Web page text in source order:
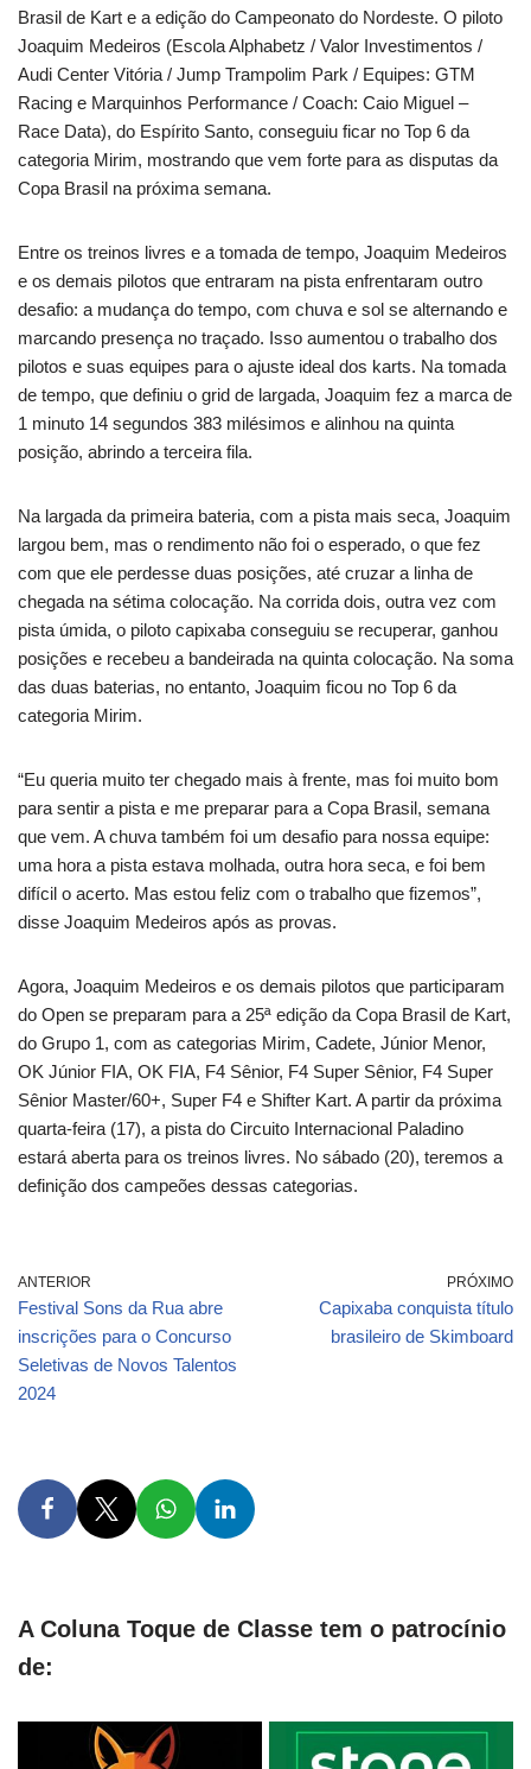
Brasil de Kart e a edição do Campeonato do Nordeste. O piloto
Joaquim Medeiros (Escola Alphabetz / Valor Investimentos /
Audi Center Vitória / Jump Trampolim Park / Equipes: GTM
Racing e Marquinhos Performance / Coach: Caio Miguel –
Race Data), do Espírito Santo, conseguiu ficar no Top 6 da
categoria Mirim, mostrando que vem forte para as disputas da
Copa Brasil na próxima semana.
Entre os treinos livres e a tomada de tempo, Joaquim Medeiros
e os demais pilotos que entraram na pista enfrentaram outro
desafio: a mudança do tempo, com chuva e sol se alternando e
marcando presença no traçado. Isso aumentou o trabalho dos
pilotos e suas equipes para o ajuste ideal dos karts. Na tomada
de tempo, que definiu o grid de largada, Joaquim fez a marca de
1 minuto 14 segundos 383 milésimos e alinhou na quinta
posição, abrindo a terceira fila.
Na largada da primeira bateria, com a pista mais seca, Joaquim
largou bem, mas o rendimento não foi o esperado, o que fez
com que ele perdesse duas posições, até cruzar a linha de
chegada na sétima colocação. Na corrida dois, outra vez com
pista úmida, o piloto capixaba conseguiu se recuperar, ganhou
posições e recebeu a bandeirada na quinta colocação. Na soma
das duas baterias, no entanto, Joaquim ficou no Top 6 da
categoria Mirim.
“Eu queria muito ter chegado mais à frente, mas foi muito bom
para sentir a pista e me preparar para a Copa Brasil, semana
que vem. A chuva também foi um desafio para nossa equipe:
uma hora a pista estava molhada, outra hora seca, e foi bem
difícil o acerto. Mas estou feliz com o trabalho que fizemos”,
disse Joaquim Medeiros após as provas.
Agora, Joaquim Medeiros e os demais pilotos que participaram
do Open se preparam para a 25ª edição da Copa Brasil de Kart,
do Grupo 1, com as categorias Mirim, Cadete, Júnior Menor,
OK Júnior FIA, OK FIA, F4 Sênior, F4 Super Sênior, F4 Super
Sênior Master/60+, Super F4 e Shifter Kart. A partir da próxima
quarta-feira (17), a pista do Circuito Internacional Paladino
estará aberta para os treinos livres. No sábado (20), teremos a
definição dos campeões dessas categorias.
ANTERIOR
Festival Sons da Rua abre
inscrições para o Concurso
Seletivas de Novos Talentos
2024
PRÓXIMO
Capixaba conquista título
brasileiro de Skimboard
A Coluna Toque de Classe tem o patrocínio
de: